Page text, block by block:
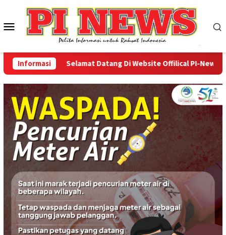
konten
Menu
Mobile
InformasiSelamat Datang Di Website Offilical PI-News